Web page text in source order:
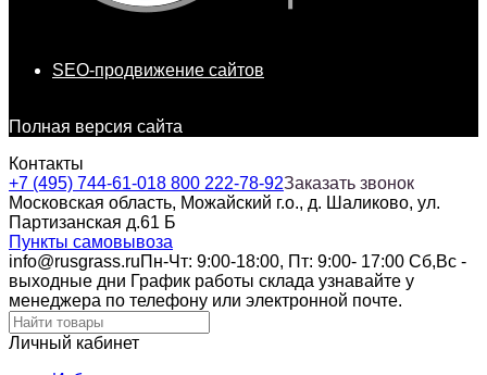
SEO-продвижение сайтов
Полная версия сайта
Контакты
+7 (495) 744-61-018 800 222-78-92Заказать звонок
Московская область, Можайский г.о., д. Шаликово, ул.
Партизанская д.61 Б
Пункты самовывоза
info@rusgrass.ruПн-Чт: 9:00-18:00, Пт: 9:00- 17:00 Сб,Вс -
выходные дни График работы склада узнавайте у
менеджера по телефону или электронной почте.
Личный кабинет